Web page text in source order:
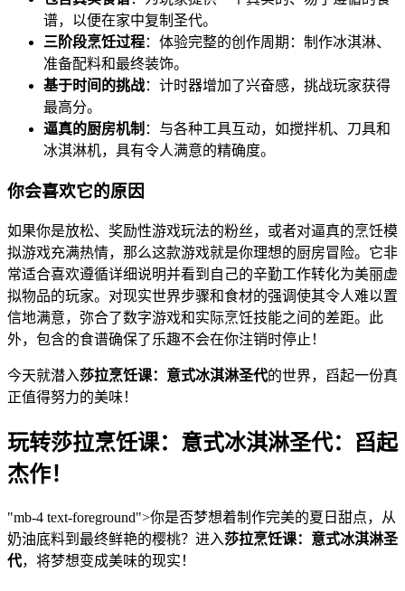
谱，以便在家中复制圣代。
三阶段烹饪过程：体验完整的创作周期：制作冰淇淋、
准备配料和最终装饰。
基于时间的挑战：计时器增加了兴奋感，挑战玩家获得
最高分。
逼真的厨房机制 ：与各种工具互动，如搅拌机、刀具和
冰淇淋机，具有令人满意的精确度。
你会喜欢它的原因
如果你是放松、奖励性游戏玩法的粉丝，或者对逼真的烹饪模
拟游戏充满热情，那么这款游戏就是你理想的厨房冒险。它非
常适合喜欢遵循详细说明并看到自己的辛勤工作转化为美丽虚
拟物品的玩家。对现实世界步骤和食材的强调使其令人难以置
信地满意，弥合了数字游戏和实际烹饪技能之间的差距。此
外，包含的食谱确保了乐趣不会在你注销时停止！
今天就潜入莎拉烹饪课：意式冰淇淋圣代的世界，舀起一份真
正值得努力的美味！
玩转莎拉烹饪课：意式冰淇淋圣代：舀起
杰作！
"mb-4 text-foreground">你是否梦想着制作完美的夏日甜点，从
奶油底料到最终鲜艳的樱桃？进入莎拉烹饪课：意式冰淇淋圣
代，将梦想变成美味的现实！